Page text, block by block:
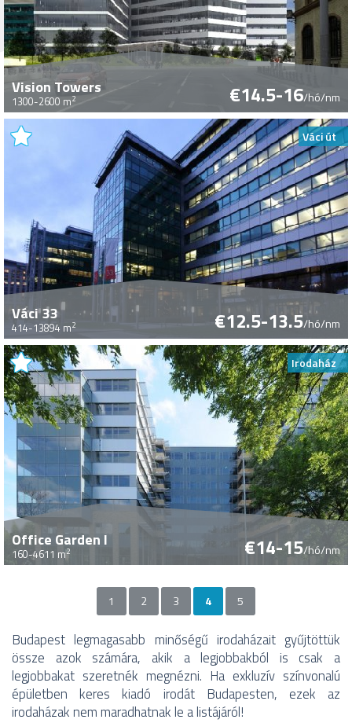
Vision Towers
1300-2600 m2 €14.5-16/hó/nm
Váci út
Váci 33
414-13894 m2 €12.5-13.5/hó/nm
Irodaház
Office Garden I
160-4611 m2 €14-15/hó/nm
1 2 3 4 5
Budapest legmagasabb minőségű irodaházait gyűjtöttük
össze azok számára, akik a legjobbakból is csak a
legjobbakat szeretnék megnézni. Ha exkluzív színvonalú
épületben keres kiadó irodát Budapesten, ezek az
irodaházak nem maradhatnak le a listájáról!